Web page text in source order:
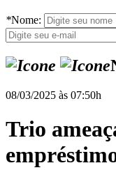
*Nome:
08/03/2025 às 07:50h
Trio